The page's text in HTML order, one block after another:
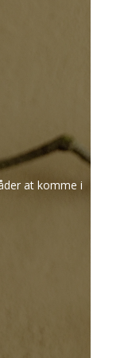
at komme i